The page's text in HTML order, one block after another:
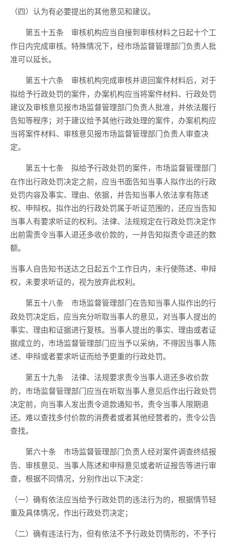
（四）认为有必要提出的其他意见和建议。
第五十五条 审核机构应当自接到审核材料之日起十个工
作日内完成审核。特殊情况下，经市场监督管理部门负责人批
准可以延长。
第五十六条 审核机构完成审核并退回案件材料后，对于
拟给予行政处罚的案件，办案机构应当将案件材料、行政处罚
建议及审核意见报市场监督管理部门负责人批准，并依法履行
告知等程序；对于建议给予其他行政处理的案件，办案机构应
当将案件材料、审核意见报市场监督管理部门负责人审查决
定。
第五十七条 拟给予行政处罚的案件，市场监督管理部门
在作出行政处罚决定之前，应当书面告知当事人拟作出的行政
处罚内容及事实、理由、依据，并告知当事人依法享有陈述
权、申辩权。拟作出的行政处罚属于听证范围的，还应当告知
当事人有要求听证的权利。法律、法规规定在行政处罚决定作
出前需责令当事人退还多收价款的，一并告知拟责令退还的数
额。
当事人自告知书送达之日起五个工作日内，未行使陈述、申辩
权，未要求听证的，视为放弃此权利。
第五十八条 市场监督管理部门在告知当事人拟作出的行
政处罚决定后，应当充分听取当事人的意见，对当事人提出的
事实、理由和证据进行复核。当事人提出的事实、理由或者证
据成立的，市场监督管理部门应当予以采纳，不得因当事人陈
述、申辩或者要求听证而给予更重的行政处罚。
第五十九条 法律、法规要求责令当事人退还多收价款
的，市场监督管理部门应当在听取当事人意见后作出行政处罚
决定前，向当事人发出责令退款通知书，责令当事人限期退
还。难以查找多付价款的消费者或者其他经营者的，责令公告
查找。
第六十条 市场监督管理部门负责人经对案件调查终结报
告、审核意见、当事人陈述和申辩意见或者听证报告等进行审
查，根据不同情况，分别作出以下决定：
（一）确有依法应当给予行政处罚的违法行为的，根据情节轻
重及具体情况，作出行政处罚决定；
（二）确有违法行为，但有依法不予行政处罚情形的，不予行